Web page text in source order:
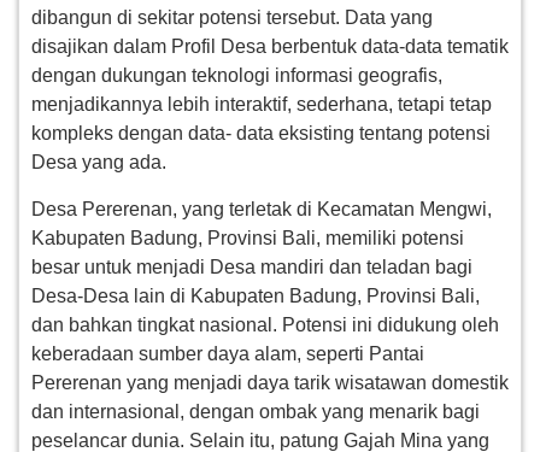
dibangun di sekitar potensi tersebut. Data yang
disajikan dalam Profil Desa berbentuk data-data tematik
dengan dukungan teknologi informasi geografis,
menjadikannya lebih interaktif, sederhana, tetapi tetap
kompleks dengan data- data eksisting tentang potensi
Desa yang ada.
Desa Pererenan, yang terletak di Kecamatan Mengwi,
Kabupaten Badung, Provinsi Bali, memiliki potensi
besar untuk menjadi Desa mandiri dan teladan bagi
Desa-Desa lain di Kabupaten Badung, Provinsi Bali,
dan bahkan tingkat nasional. Potensi ini didukung oleh
keberadaan sumber daya alam, seperti Pantai
Pererenan yang menjadi daya tarik wisatawan domestik
dan internasional, dengan ombak yang menarik bagi
peselancar dunia. Selain itu, patung Gajah Mina yang